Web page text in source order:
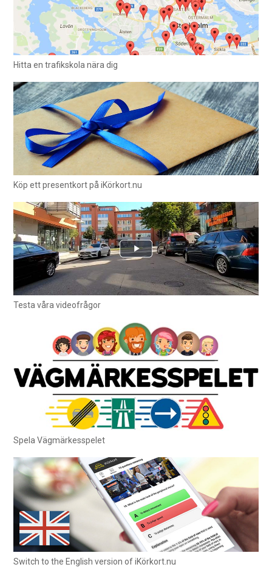
Hitta en trafikskola nära dig
Köp ett presentkort på iKörkort.nu
Testa våra videofrågor
Spela Vägmärkesspelet
Switch to the English version of iKörkort.nu